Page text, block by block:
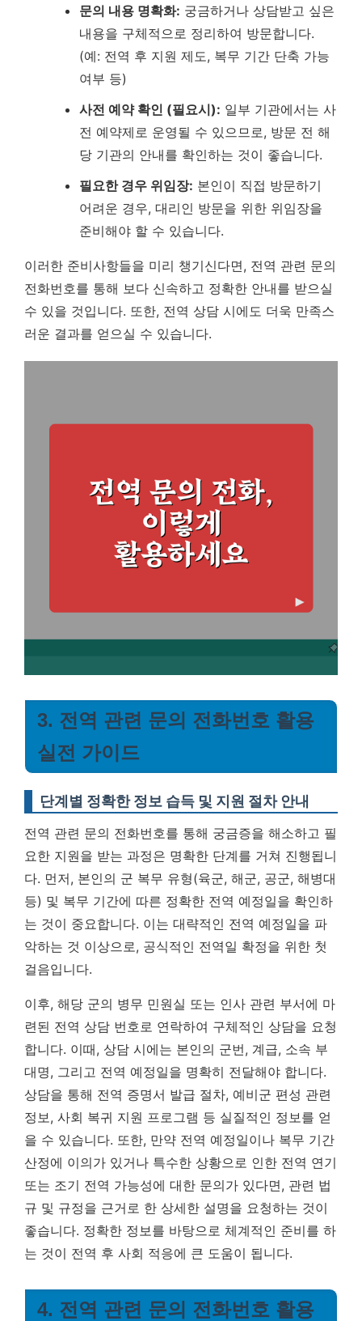
문의 내용 명확화: 궁금하거나 상담받고 싶은
내용을 구체적으로 정리하여 방문합니다.
(예: 전역 후 지원 제도, 복무 기간 단축 가능
여부 등)
사전 예약 확인 (필요시): 일부 기관에서는 사
전 예약제로 운영될 수 있으므로, 방문 전 해
당 기관의 안내를 확인하는 것이 좋습니다.
필요한 경우 위임장: 본인이 직접 방문하기
어려운 경우, 대리인 방문을 위한 위임장을
준비해야 할 수 있습니다.
이러한 준비사항들을 미리 챙기신다면, 전역 관련 문의
전화번호를 통해 보다 신속하고 정확한 안내를 받으실
수 있을 것입니다. 또한, 전역 상담 시에도 더욱 만족스
러운 결과를 얻으실 수 있습니다.
3. 전역 관련 문의 전화번호 활용
실전 가이드
단계별 정확한 정보 습득 및 지원 절차 안내
전역 관련 문의 전화번호를 통해 궁금증을 해소하고 필
요한 지원을 받는 과정은 명확한 단계를 거쳐 진행됩니
다. 먼저, 본인의 군 복무 유형(육군, 해군, 공군, 해병대
등) 및 복무 기간에 따른 정확한 전역 예정일을 확인하
는 것이 중요합니다. 이는 대략적인 전역 예정일을 파
악하는 것 이상으로, 공식적인 전역일 확정을 위한 첫
걸음입니다.
이후, 해당 군의 병무 민원실 또는 인사 관련 부서에 마
련된 전역 상담 번호로 연락하여 구체적인 상담을 요청
합니다. 이때, 상담 시에는 본인의 군번, 계급, 소속 부
대명, 그리고 전역 예정일을 명확히 전달해야 합니다.
상담을 통해 전역 증명서 발급 절차, 예비군 편성 관련
정보, 사회 복귀 지원 프로그램 등 실질적인 정보를 얻
을 수 있습니다. 또한, 만약 전역 예정일이나 복무 기간
산정에 이의가 있거나 특수한 상황으로 인한 전역 연기
또는 조기 전역 가능성에 대한 문의가 있다면, 관련 법
규 및 규정을 근거로 한 상세한 설명을 요청하는 것이
좋습니다. 정확한 정보를 바탕으로 체계적인 준비를 하
는 것이 전역 후 사회 적응에 큰 도움이 됩니다.
4. 전역 관련 문의 전화번호 활용